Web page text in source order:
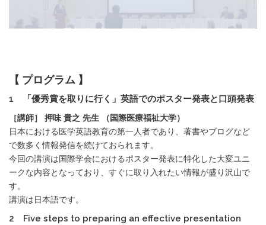
【 プログラム 】
1 「優秀賞を取りに行く」英語でのポスター発表と口頭発表
［講師］ 押味 貴之 先生 （国際医療福祉大学）
日本における医学英語教育の第一人者であり、著書やブログなど
で数多く情報発信を続けておられます。
今回の講演は国際学会におけるポスター発表に特化した大変ユニ
ークな内容となっており、すぐに取り入れたい情報が盛り沢山で
す。
講演は日本語です。
2 Five steps to preparing an effective presentation